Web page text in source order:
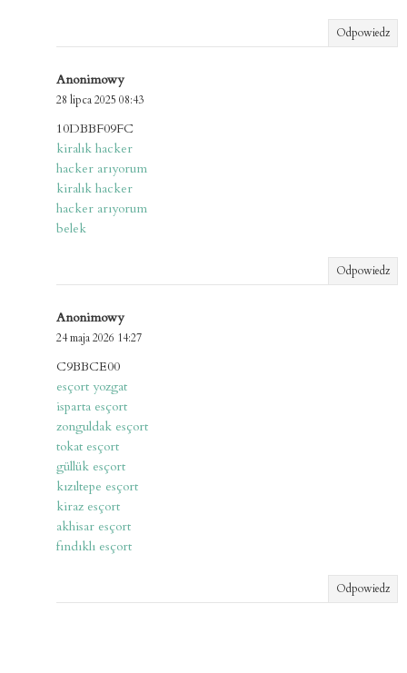
Odpowiedz
Anonimowy
28 lipca 2025 08:43
10DBBF09FC
kiralık hacker
hacker arıyorum
kiralık hacker
hacker arıyorum
belek
Odpowiedz
Anonimowy
24 maja 2026 14:27
C9BBCE00
esçort yozgat
isparta esçort
zonguldak esçort
tokat esçort
güllük esçort
kızıltepe esçort
kiraz esçort
akhisar esçort
fındıklı esçort
Odpowiedz